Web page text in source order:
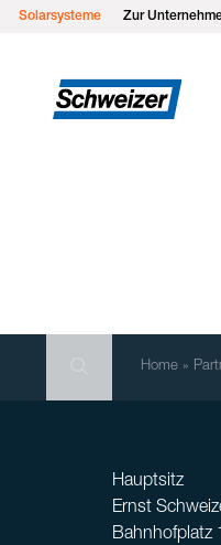
Solarsysteme Zur
SearchHome »
Hauptsitz
Ernst
Bahnhofplatz